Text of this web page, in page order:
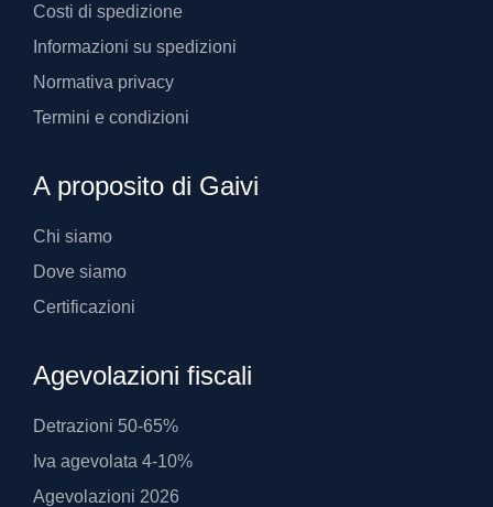
Costi di spedizione
Informazioni su spedizioni
Normativa privacy
Termini e condizioni
A proposito di Gaivi
Chi siamo
Dove siamo
Certificazioni
Agevolazioni fiscali
Detrazioni 50-65%
Iva agevolata 4-10%
Agevolazioni 2026